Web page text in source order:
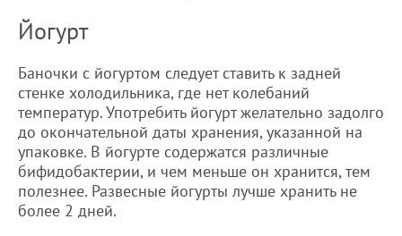
Йогурт
Баночки с йогуртом следует ставить к задней
стенке холодильника, где нет колебаний
температур. Употребить йогурт желательно задолго
до окончательной даты хранения, указанной на
упаковке. В йогурте содержатся различные
бифидобактерии, и чем меньше он хранится, тем
полезнее. Развесные йогурты лучше хранить не
более 2 дней.